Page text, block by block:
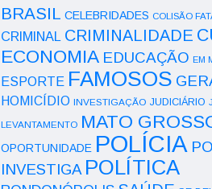
BRASIL CELEBRIDADES COLISÃO
CRIMINAL CRIMINALIDADE
ECONOMIA EDUCAÇÃO EM
ESPORTE FAMOSOS
HOMICÍDIO INVESTIGAÇÃO JUDICIÁRIO
LEVANTAMENTO MATO
OPORTUNIDADE POLÍCIA
INVESTIGA POLÍTICA